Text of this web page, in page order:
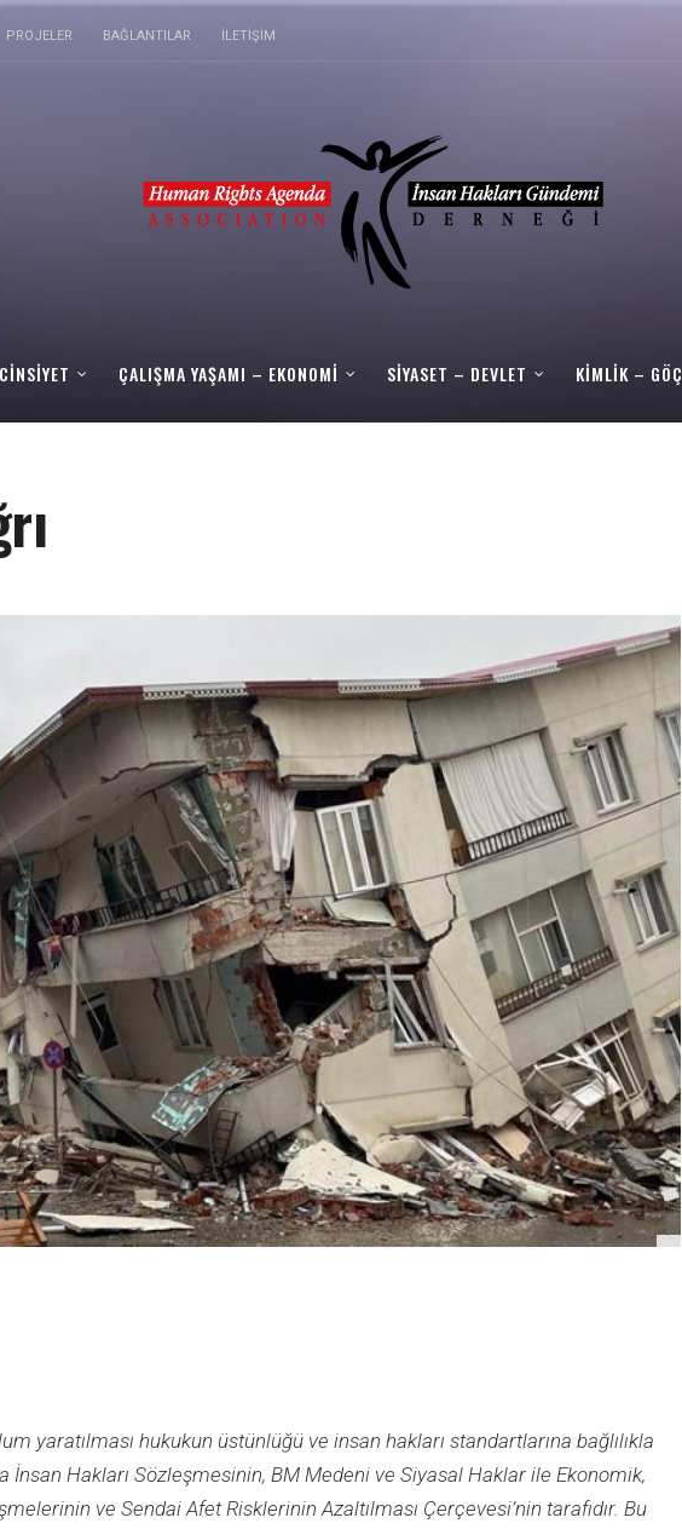
PROJELER BAĞLANTILAR İLETIŞIM
ÇALIŞMA YAŞAMI – EKONOMI SIYASET – DEVLET KIMLIK – GÖÇ
yaratılması hukukun üstünlüğü ve insan hakları standartlarına bağlılıkla
İnsan Hakları Sözleşmesinin, BM Medeni ve Siyasal Haklar ile Ekonomik,
ve Sendai Afet Risklerinin Azaltılması Çerçevesi’nin tarafıdır. Bu